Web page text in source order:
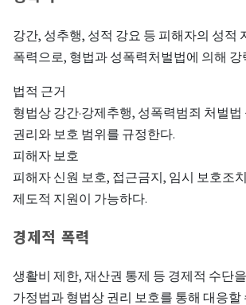
강간, 성추행, 성적 강요 등 피해자의 성적
폭력으로, 형법과 성폭력처벌법에 의해 강
법적 근거
형법상 강간·강제추행, 성폭력범죄 처벌
권리와 보호 범위를 규정한다.
피해자 보호
피해자 신원 보호, 접근금지, 임시 보호조
제도적 지원이 가능하다.
경제적 폭력
생활비 제한, 재산권 통제 등 경제적 수단
가정법과 형법상 권리 보호를 통해 대응할